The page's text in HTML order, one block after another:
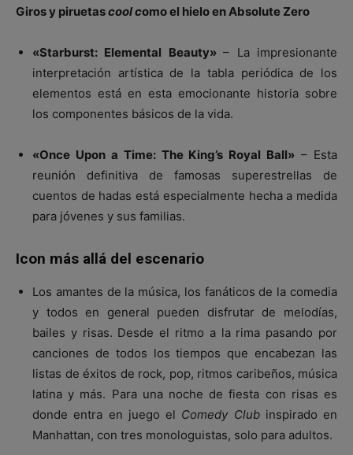
Giros y piruetascool como el hielo en Absolute Zero
«Starburst: Elemental Beauty»– La impresionante
interpretación artística de la tabla periódica de los
elementos está en esta emocionante historia sobre
los componentes básicos de la vida.
«Once Upon a Time: The King’s Royal Ball» – Esta
reunión definitiva de famosas superestrellas de
cuentos de hadas está especialmente hecha a medida
para jóvenes y sus familias.
Icon más allá del escenario
Los amantes de la música, los fanáticos de la comedia
y todos en general pueden disfrutar de melodías,
bailes y risas. Desde el ritmo a la rima pasando por
canciones de todos los tiempos que encabezan las
listas de éxitos de rock, pop, ritmos caribeños, música
latina y más. Para una noche de fiesta con risas es
donde entra en juego el Comedy Clubinspirado en
Manhattan, con tres monologuistas, solo para adultos.